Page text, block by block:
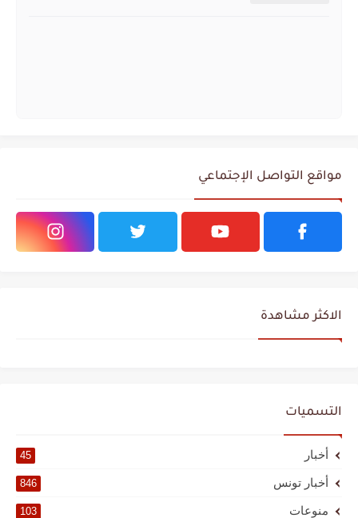
مواقع التواصل الإجتماعي
الاكثر مشاهدة
التسميات
أخبار 45
أخبار تونس 846
منوعات 103